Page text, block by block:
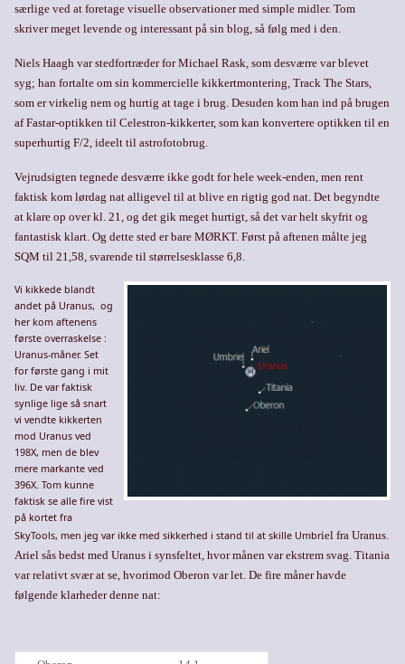
særlige ved at foretage visuelle observationer med simple midler. Tom
skriver meget levende og interessant på sin blog, så følg med i den.
Niels Haagh var stedfortræder for Michael Rask, som desværre var blevet
syg; han fortalte om sin kommercielle kikkertmontering, Track The Stars,
som er virkelig nem og hurtig at tage i brug. Desuden kom han ind på brugen
af Fastar-optikken til Celestron-kikkerter, som kan konvertere optikken til en
superhurtig F/2, ideelt til astrofotobrug.
Vejrudsigten tegnede desværre ikke godt for hele week-enden, men rent
faktisk kom lørdag nat alligevel til at blive en rigtig god nat. Det begyndte
at klare op over kl. 21, og det gik meget hurtigt, så det var helt skyfrit og
fantastisk klart. Og dette sted er bare MØRKT. Først på aftenen målte jeg
SQM til 21,58, svarende til størrelsesklasse 6,8.
Vi kikkede blandt
andet på Uranus, og
her kom aftenens
første overraskelse :
Uranus-måner. Set
for første gang i mit
liv. De var faktisk
synlige lige så snart
vi vendte kikkerten
mod Uranus ved
198X, men de blev
mere markante ved
396X. Tom kunne
faktisk se alle fire vist
på kortet fra
SkyTools, men jeg var ikke med sikkerhed i stand til at skille Umbriel fra Uranus.
Ariel sås bedst med Uranus i synsfeltet, hvor månen var ekstrem svag. Titania
var relativt svær at se, hvorimod Oberon var let. De fire måner havde
følgende klarheder denne nat: